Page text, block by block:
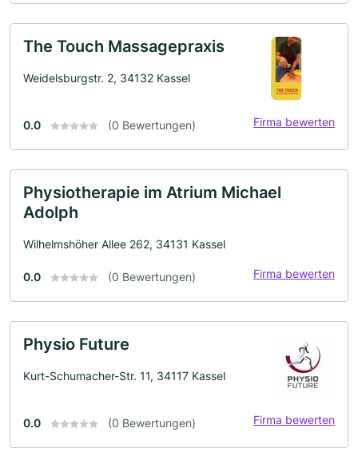
The Touch Massagepraxis
Weidelsburgstr. 2, 34132 Kassel
0.0 (0 Bewertungen) Firma bewerten
Physiotherapie im Atrium Michael
Adolph
Wilhelmshöher Allee 262, 34131 Kassel
0.0 (0 Bewertungen) Firma bewerten
Physio Future
Kurt-Schumacher-Str. 11, 34117 Kassel
0.0 (0 Bewertungen) Firma bewerten